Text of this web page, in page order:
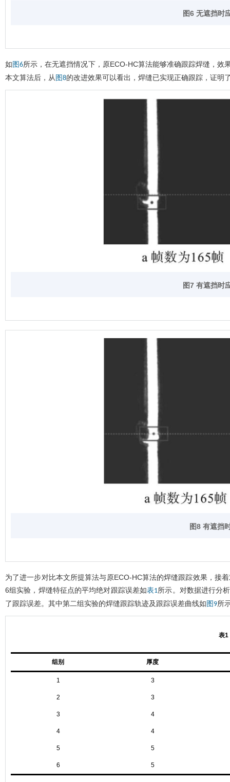
图6 无遮挡时
如 图6所示，在无遮挡情况下，原ECO-HC算法能够准确跟踪焊缝，效
本文算法后，从 图8的改进效果可以看出，焊缝已实现正确跟踪，证明
图7 有遮挡时
图8 有遮挡
为了进一步对比本文所提算法与原ECO-HC算法的焊缝跟踪效果，接
6组实验，焊缝特征点的平均绝对跟踪误差如表1所示。对数据进行分
了跟踪误差。其中第二组实验的焊缝跟踪轨迹及跟踪误差曲线如 图9所
表1
组别 厚度
1 3
2 3
3 4
4 4
5 5
6 5